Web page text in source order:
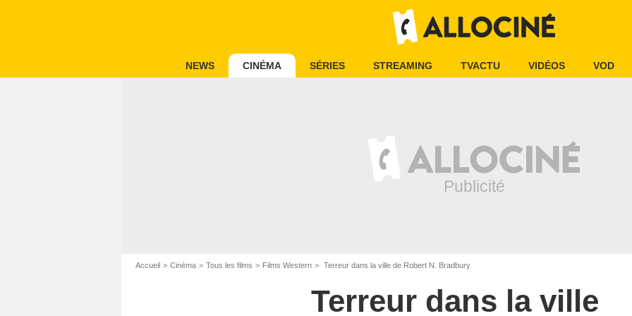
NEWS CINÉMA SÉRIES STREAMING TVACTU VIDÉOS VOD
Accueil Cinéma Tous les films Films Western Terreur dans la ville de Robert N. Bradbury
Terreur dans la ville